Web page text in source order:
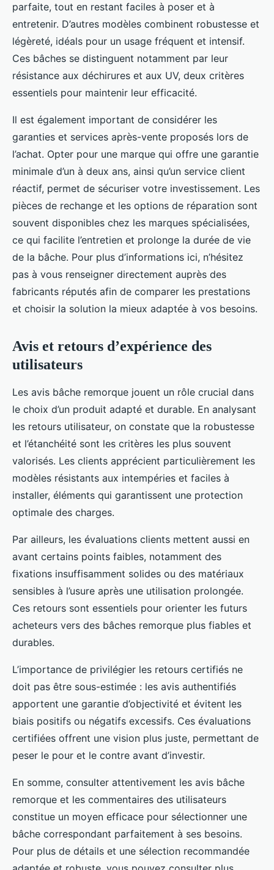
parfaite, tout en restant faciles à poser et à
entretenir. D’autres modèles combinent robustesse et
légèreté, idéals pour un usage fréquent et intensif.
Ces bâches se distinguent notamment par leur
résistance aux déchirures et aux UV, deux critères
essentiels pour maintenir leur efficacité.
Il est également important de considérer les
garanties et services après-vente proposés lors de
l’achat. Opter pour une marque qui offre une garantie
minimale d’un à deux ans, ainsi qu’un service client
réactif, permet de sécuriser votre investissement. Les
pièces de rechange et les options de réparation sont
souvent disponibles chez les marques spécialisées,
ce qui facilite l’entretien et prolonge la durée de vie
de la bâche. Pour plus d’informations ici, n’hésitez
pas à vous renseigner directement auprès des
fabricants réputés afin de comparer les prestations
et choisir la solution la mieux adaptée à vos besoins.
Avis et retours d’expérience des
utilisateurs
Les avis bâche remorque jouent un rôle crucial dans
le choix d’un produit adapté et durable. En analysant
les retours utilisateur, on constate que la robustesse
et l’étanchéité sont les critères les plus souvent
valorisés. Les clients apprécient particulièrement les
modèles résistants aux intempéries et faciles à
installer, éléments qui garantissent une protection
optimale des charges.
Par ailleurs, les évaluations clients mettent aussi en
avant certains points faibles, notamment des
fixations insuffisamment solides ou des matériaux
sensibles à l’usure après une utilisation prolongée.
Ces retours sont essentiels pour orienter les futurs
acheteurs vers des bâches remorque plus fiables et
durables.
L’importance de privilégier les retours certifiés ne
doit pas être sous-estimée : les avis authentifiés
apportent une garantie d’objectivité et évitent les
biais positifs ou négatifs excessifs. Ces évaluations
certifiées offrent une vision plus juste, permettant de
peser le pour et le contre avant d’investir.
En somme, consulter attentivement les avis bâche
remorque et les commentaires des utilisateurs
constitue un moyen efficace pour sélectionner une
bâche correspondant parfaitement à ses besoins.
Pour plus de détails et une sélection recommandée